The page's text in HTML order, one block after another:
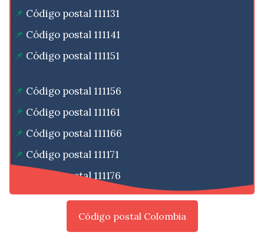
Código postal 111131
Código postal 111141
Código postal 111151
Código postal 111156
Código postal 111161
Código postal 111166
Código postal 111171
Código postal 111176
Código postal Colombia